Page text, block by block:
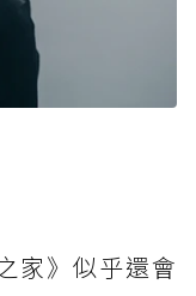
家》似乎還會